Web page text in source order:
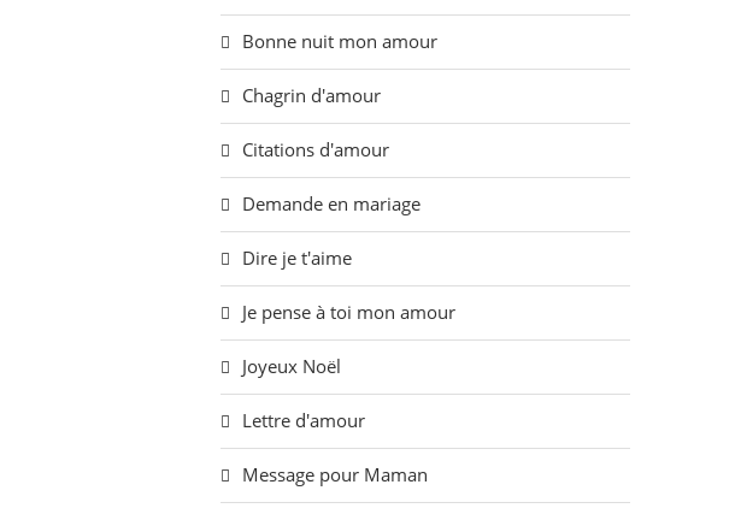
Bonne nuit mon amour
Chagrin d'amour
Citations d'amour
Demande en mariage
Dire je t'aime
Je pense à toi mon amour
Joyeux Noël
Lettre d'amour
Message pour Maman